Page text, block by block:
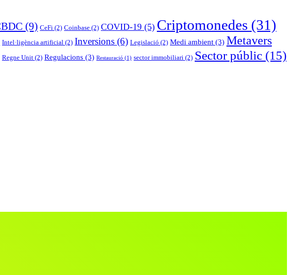
(9) CeFi (2) Coinbase (2) COVID-19 (5) Criptomonedes (31)
Intel·ligència artificial (2) Inversions (6) Legislació (2) Medi ambient (3) Metavers
Regne Unit (2) Regulacions (3) Restauració (1) sector immobiliari (2) Sector públic (15)